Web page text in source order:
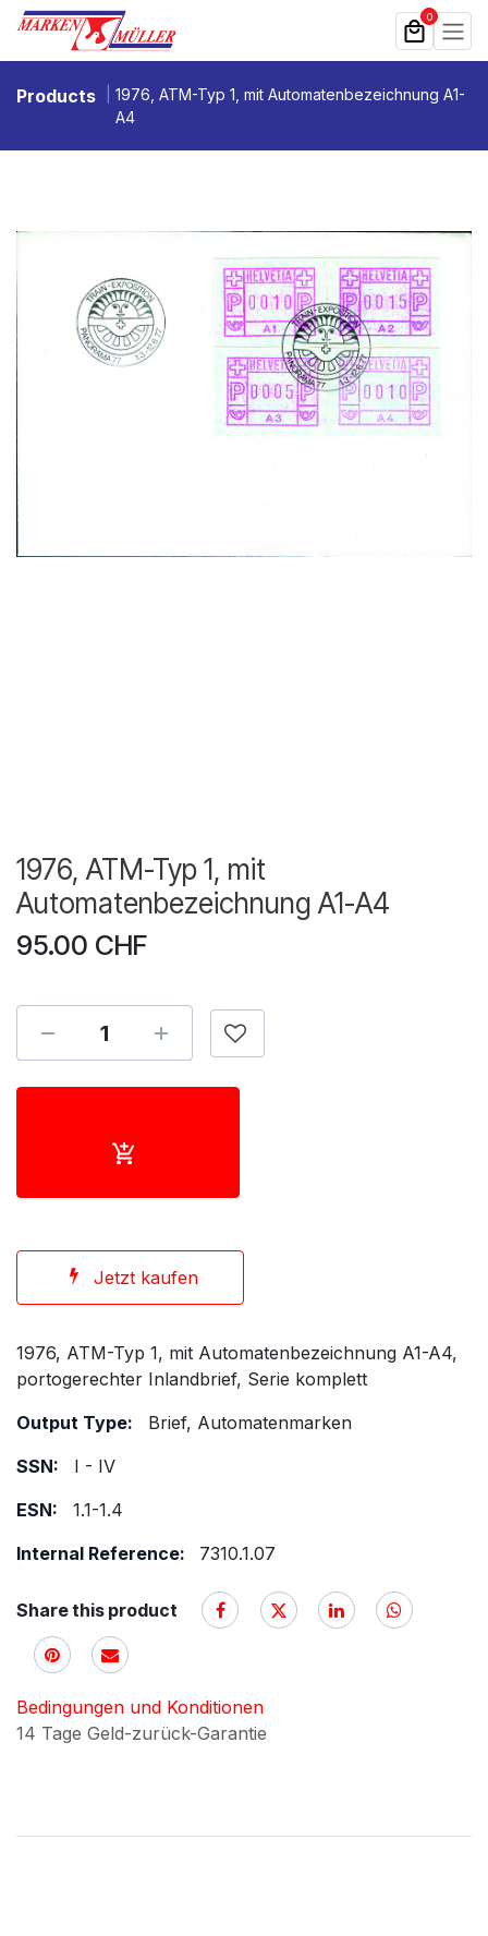
Zum Inhalt springen 0
Products
1976, ATM-Typ 1, mit Automatenbezeichnung A1-
A4
1976, ATM-Typ 1, mit
Automatenbezeichnung A1-A4
95.00 CHF
Jetzt kaufen
1976, ATM-Typ 1, mit Automatenbezeichnung A1-A4,
portogerechter Inlandbrief, Serie komplett
Output Type:
Brief, Automatenmarken
SSN:
I - IV
ESN:
1.1-1.4
Internal Reference:
7310.1.07
Share this product
Bedingungen und Konditionen
14 Tage Geld-zurück-Garantie